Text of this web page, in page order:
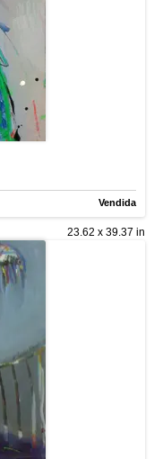
Vendida
23.62 x 39.37 in